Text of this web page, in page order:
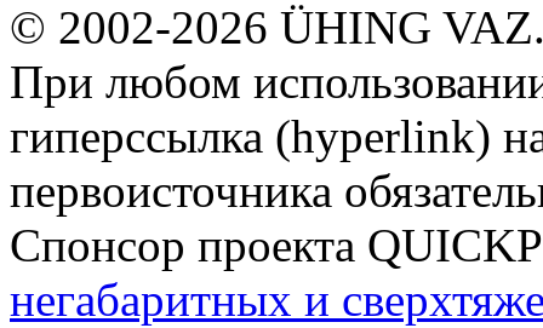
© 2002-2026 ÜHING
При любом
гиперссылка (hyperlink)
первоисточника
Спонсор проекта
негабаритных и